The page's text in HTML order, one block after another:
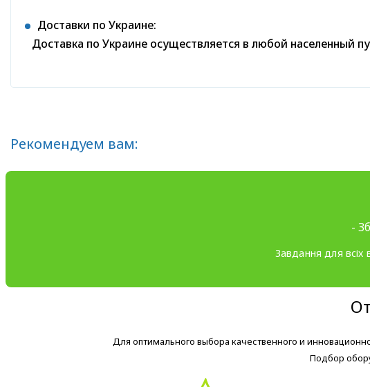
Доставки по Украине:
Доставка по Украине осуществляется в любой населенный
Рекомендуем вам:
-
Завдання для всіх
Для оптимального выбора качественного и
Подбор